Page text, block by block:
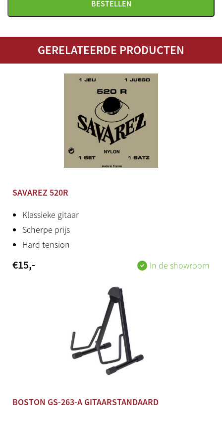
Bijzonderheden
BESTELLEN
GERELATEERDE PRODUCTEN
SAVAREZ 520R
Klassieke gitaar
Scherpe prijs
Hard tension
€15,- In de showroom
BOSTON GS-263-A GITAARSTANDAARD